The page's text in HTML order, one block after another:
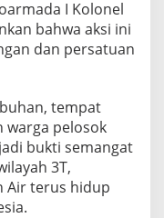
I Kolonel
bahwa aksi ini
dan persatuan
tempat
warga pelosok
bukti semangat
3T,
Air terus hidup